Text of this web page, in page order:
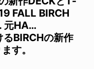
FALL BIRCH
元HA…
BIRCHの新作
す。